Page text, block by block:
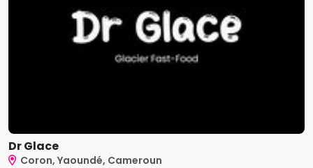
Dr Glace
Coron, Yaoundé, Cameroun